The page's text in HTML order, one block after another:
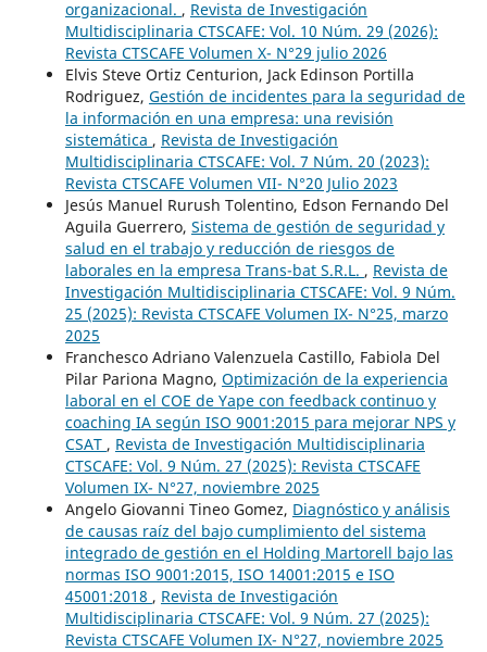
organizacional. , Revista de Investigación
Multidisciplinaria CTSCAFE: Vol. 10 Núm. 29 (2026):
Revista CTSCAFE Volumen X- N°29 julio 2026
Elvis Steve Ortiz Centurion, Jack Edinson Portilla
Rodriguez, Gestión de incidentes para la seguridad de
la información en una empresa: una revisión
sistemática , Revista de Investigación
Multidisciplinaria CTSCAFE: Vol. 7 Núm. 20 (2023):
Revista CTSCAFE Volumen VII- N°20 Julio 2023
Jesús Manuel Rurush Tolentino, Edson Fernando Del
Aguila Guerrero, Sistema de gestión de seguridad y
salud en el trabajo y reducción de riesgos de
laborales en la empresa Trans-bat S.R.L. , Revista de
Investigación Multidisciplinaria CTSCAFE: Vol. 9 Núm.
25 (2025): Revista CTSCAFE Volumen IX- N°25, marzo
2025
Franchesco Adriano Valenzuela Castillo, Fabiola Del
Pilar Pariona Magno, Optimización de la experiencia
laboral en el COE de Yape con feedback continuo y
coaching IA según ISO 9001:2015 para mejorar NPS y
CSAT , Revista de Investigación Multidisciplinaria
CTSCAFE: Vol. 9 Núm. 27 (2025): Revista CTSCAFE
Volumen IX- N°27, noviembre 2025
Angelo Giovanni Tineo Gomez, Diagnóstico y análisis
de causas raíz del bajo cumplimiento del sistema
integrado de gestión en el Holding Martorell bajo las
normas ISO 9001:2015, ISO 14001:2015 e ISO
45001:2018 , Revista de Investigación
Multidisciplinaria CTSCAFE: Vol. 9 Núm. 27 (2025):
Revista CTSCAFE Volumen IX- N°27, noviembre 2025